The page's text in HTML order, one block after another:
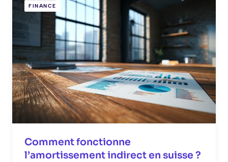
FINANCE
Comment fonctionne
l’amortissement indirect en suisse ?